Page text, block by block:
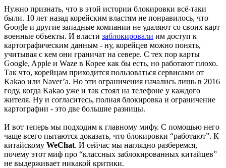
Нужно признать, что в этой истории блокировки всё-таки
были. 10 лет назад корейским властям не понравилось, что
Google и другие западные компании не удаляют со своих карт
военные объекты. И власти заблокировали им доступ к
картографическим данным - ну, корейцев можно понять,
учитывая с кем они граничат на севере. С тех пор карты
Google, Apple и Waze в Корее как бы есть, но работают плохо.
Так что, корейцам приходится пользоваться сервисами от
Kakao или Naver’а. Но эти ограничения начались лишь в 2016
году, когда Kakao уже и так стоял на телефоне у каждого
жителя. Ну и согласитесь, полная блокировка и ограничение
картографии - это две большие разницы.
И вот теперь мы подходим к главному мифу. С помощью него
чаще всего пытаются доказать, что блокировки “работают”. К
китайскому WeChat. И сейчас мы наглядно разберемся,
почему этот миф про “классных заблокированных китайцев”
не выдерживает никакой критики.